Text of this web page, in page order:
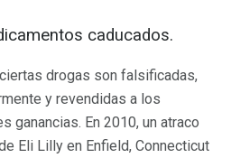
caducados.
drogas son falsificadas,
y revendidas a los
ganancias. En 2010, un atraco
Eli Lilly en Enfield, Connecticut